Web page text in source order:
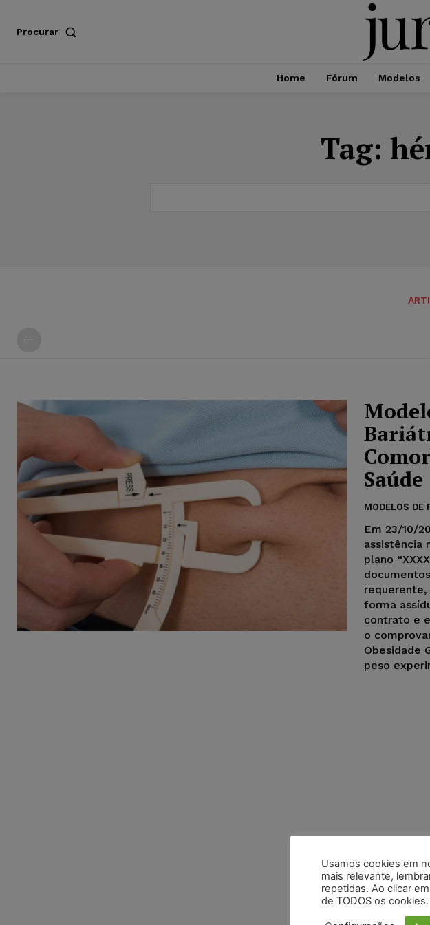
Procurar
Home Fórum Modelos
Tag:
Saúde
MODELOS DE
Em 23/10/
assistência
plano
requerente,
forma
contrato e
o
Obesidade
peso
Usamos cookies em
mais relevante,
repetidas. Ao clicar
de TODOS os cookies.